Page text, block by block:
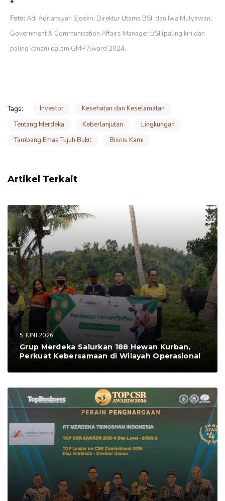
*
Foto:Adi Adriansyah Sjoekri, Direktur Utama BSI, dan Iwa Mulyawan,
Government & Communication Affairs Manager BSI (paling kiri dan
paling kanan) dalam GMP Award 2024.
Tags: Investor
Kesehatan dan Keselamatan
Tentang Merdeka
Keberlanjutan
Lingkungan
Tambang Emas Tujuh Bukit
Bisnis Kami
Artikel Terkait
5 JUNI 2026
Grup Merdeka Salurkan 188 Hewan Kurban,
Perkuat Kebersamaan di Wilayah Operasional